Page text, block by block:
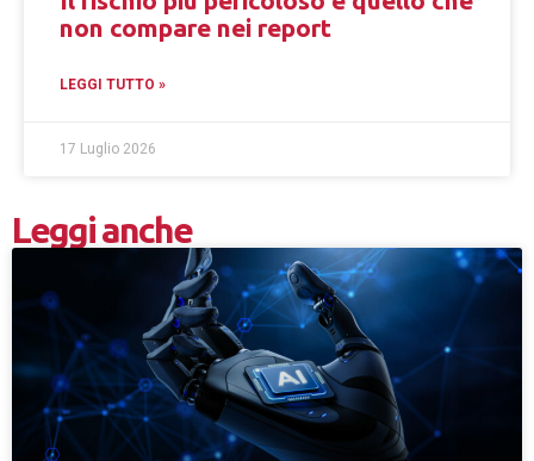
non compare nei report
LEGGI TUTTO »
17 Luglio 2026
Leggi anche